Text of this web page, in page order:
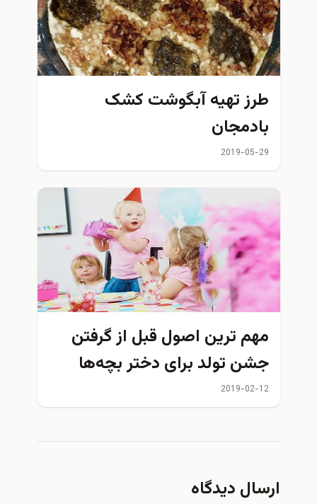
تهیه آبگوشت کشک
ترین اصول قبل از گرفتن
تولد برای دختر بچه‌ها
دیدگاه